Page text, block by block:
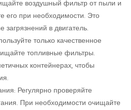
воздушный фильтр от пыли и
его при необходимости. Это
загрязнений в двигатель.
только качественное
топливные фильтры.
контейнерах, чтобы
Регулярно проверяйте
При необходимости очищайте